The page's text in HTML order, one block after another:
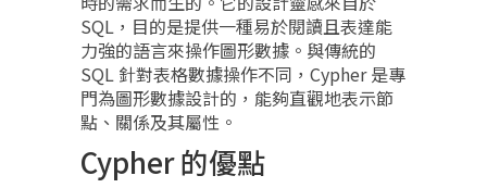
SQL，目的是提供一種易於閱讀且表達能
力強的語言來操作圖形數據。與傳統的
SQL 針對表格數據操作不同，Cypher 是專
門為圖形數據設計的，能夠直觀地表示節
點、關係及其屬性。
Cypher 的優點